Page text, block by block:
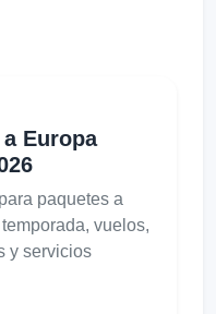
Europa
paquetes a
vuelos,
y servicios